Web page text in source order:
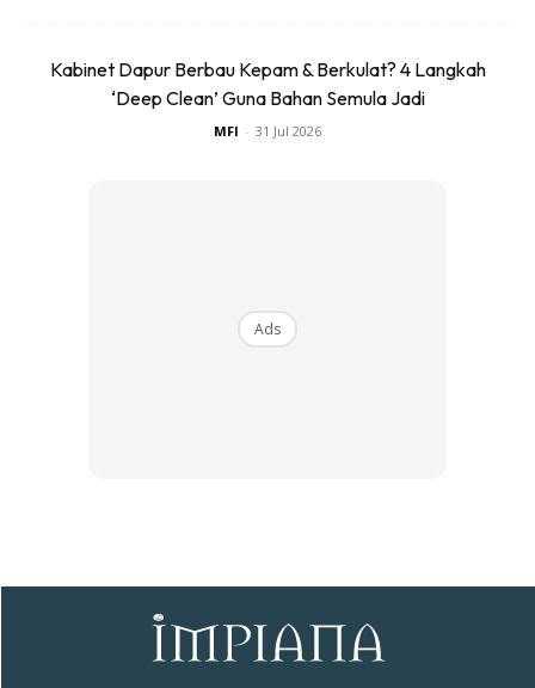
Kawasan gelap, berhabuk dan jarang diganggu seperti stor,
semut bersarang di rumah meningkat kerana persekitaran
tersebut sesuai untuk mereka membiak.
Kabinet Dapur Berbau Kepam & Berkulat? 4 Langkah
‘Deep Clean’ Guna Bahan Semula Jadi
MFI - 31 Jul 2026
Ads